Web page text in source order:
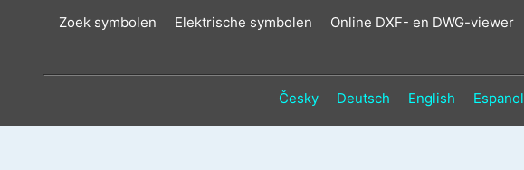
Zoek symbolen Elektrische symbolen Online DXF- en DWG-viewer
Česky Deutsch English Espanol